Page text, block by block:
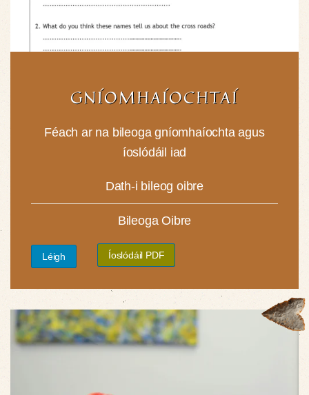
GNÍOMHAÍOCHTAÍ
Féach ar na bileoga gníomhaíochta agus
íoslódáil iad
Dath-i bileog oibre
Bileoga Oibre
Léigh Íoslódáil PDF